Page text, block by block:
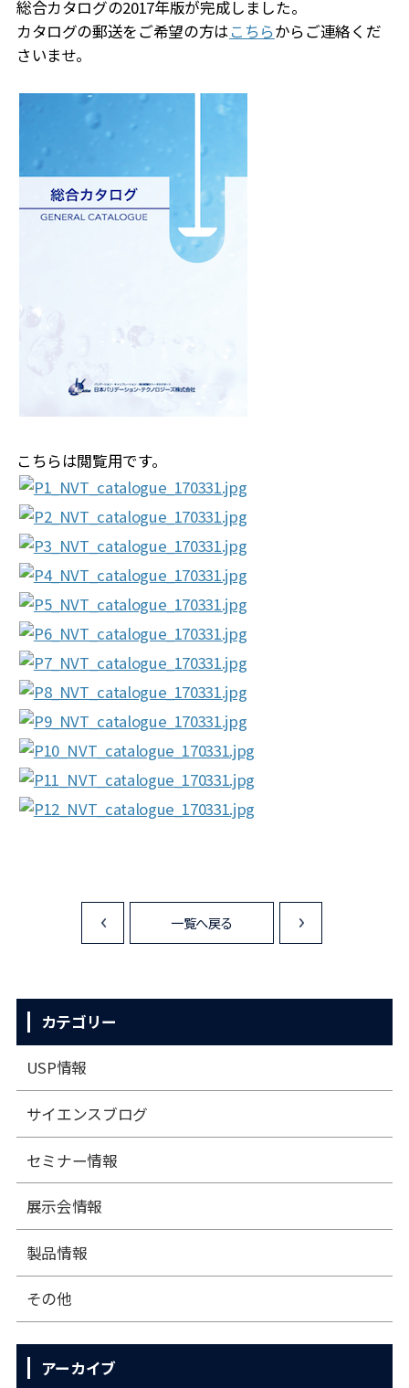
総合カタログの2017年版が完成しました。
カタログの郵送をご希望の方はこちらからご連絡くだ
さいませ。
こちらは閲覧用です。
<
一覧へ戻る
カテゴリー
USP情報
サイエンスブログ
セミナー情報
展⽰会情報
製品情報
その他
アーカイブ